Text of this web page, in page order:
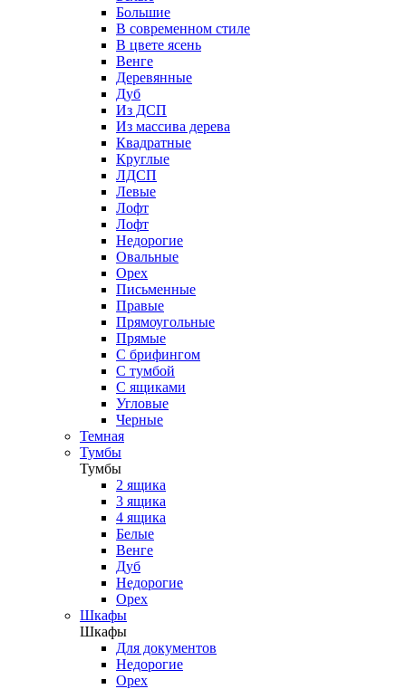
Большие
В современном стиле
В цвете ясень
Венге
Деревянные
Дуб
Из ДСП
Из массива дерева
Квадратные
Круглые
ЛДСП
Левые
Лофт
Лофт
Недорогие
Овальные
Орех
Письменные
Правые
Прямоугольные
Прямые
С брифингом
С тумбой
С ящиками
Угловые
Черные
Темная
Тумбы
Тумбы
2 ящика
3 ящика
4 ящика
Белые
Венге
Дуб
Недорогие
Орех
Шкафы
Шкафы
Для документов
Недорогие
Орех